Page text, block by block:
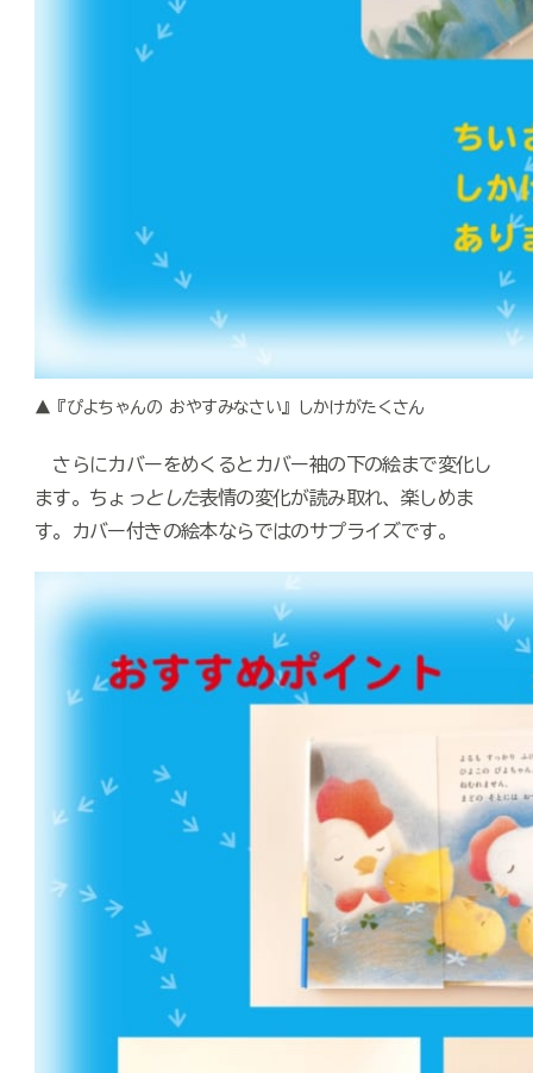
▲『ぴよちゃんの おやすみなさい』しかけがたくさん
さらにカバーをめくるとカバー袖の下の絵まで変化し
ます。ちょ っとした表情の変化が読み取れ、楽しめま
す。カバー付きの絵本ならではのサプライズです。